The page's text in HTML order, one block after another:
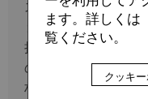
スカパーJSAT株式
ョンやＪリーグオン
担当。その後、筑波
の修士号を取得。ビ
材・執筆を行ってい
ます。詳しくは
覧ください。
クッキ